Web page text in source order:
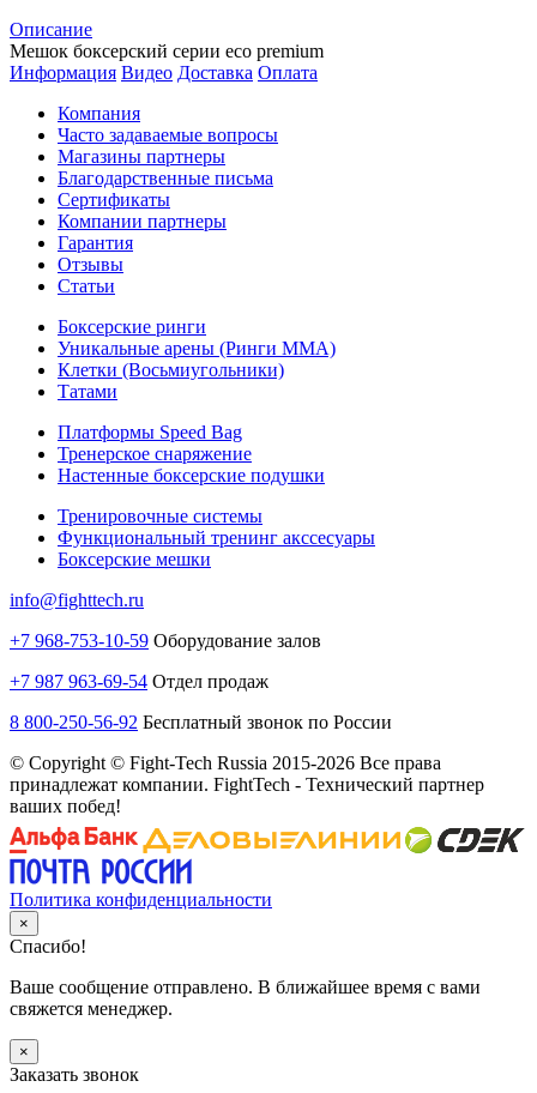
Описание
Мешок боксерский серии eco premium
Информация Видео Доставка Оплата
Компания
Часто задаваемые вопросы
Магазины партнеры
Благодарственные письма
Сертификаты
Компании партнеры
Гарантия
Отзывы
Статьи
Боксерские ринги
Уникальные арены (Ринги ММА)
Клетки (Восьмиугольники)
Татами
Платформы Speed Bag
Тренерское снаряжение
Настенные боксерские подушки
Тренировочные системы
Функциональный тренинг акссесуары
Боксерские мешки
info@fighttech.ru
+7 968-753-10-59 Оборудование залов
+7 987 963-69-54 Отдел продаж
8 800-250-56-92 Бесплатный звонок по России
© Copyright © Fight-Tech Russia 2015-2026 Все права
принадлежат компании. FightTech - Технический партнер
ваших побед!
Политика конфиденциальности
×
Спасибо!
Ваше сообщение отправлено. В ближайшее время с вами
свяжется менеджер.
×
Заказать звонок